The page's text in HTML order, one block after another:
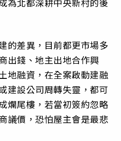
的差異，目前都更市場多
出錢、地主出地合作興
地融資，在全案啟動建融
建設公司周轉失靈，都可
爛尾樓，若當初簽約忽略
議價，恐怕屋主會是最悲